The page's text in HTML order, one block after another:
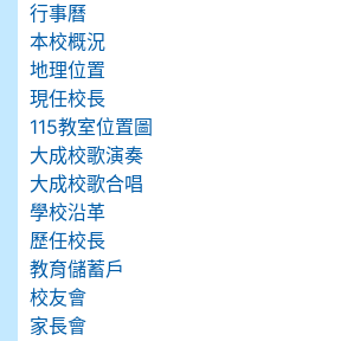
行事曆
本校概況
地理位置
現任校長
115教室位置圖
大成校歌演奏
大成校歌合唱
學校沿革
歷任校長
教育儲蓄戶
校友會
家長會